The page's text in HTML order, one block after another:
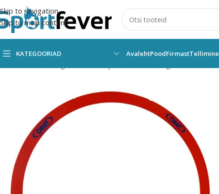
Skip to navigation
Skip to main content
KATEGOORIAD AvalehtPoodFirmastTellimine